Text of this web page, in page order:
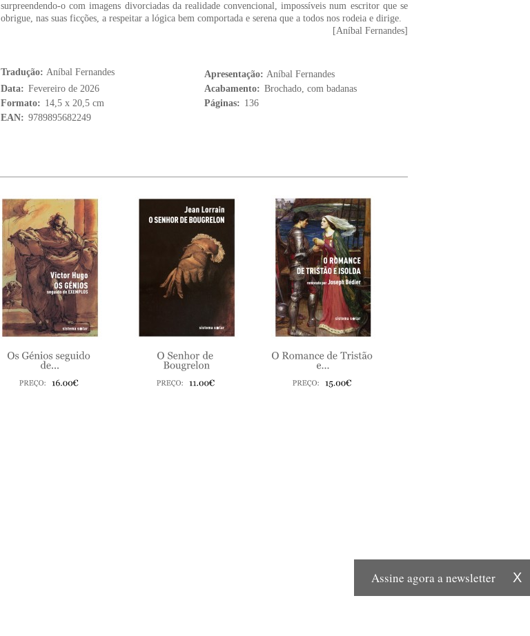
surpreendendo-o com imagens divorciadas da realidade convencional, impossíveis num escritor que se
obrigue, nas suas ficções, a respeitar a lógica bem comportada e serena que a todos nos rodeia e dirige.
[Aníbal Fernandes]
Tradução: Aníbal Fernandes Apresentação: Aníbal Fernandes
Data: Fevereiro de 2026 Acabamento: Brochado, com badanas
Formato: 14,5 x 20,5 cm Páginas: 136
EAN: 9789895682249
X
Assine agora a newsletter